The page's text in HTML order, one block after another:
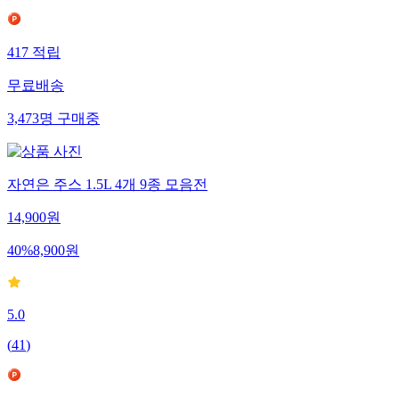
417적립
무료배송
3,473명구매중
자연은 주스 1.5L 4개 9종 모음전
14,900원
40%8,900원
5.0
(41)